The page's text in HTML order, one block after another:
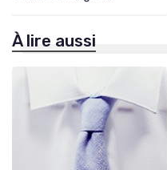
À lire aussi